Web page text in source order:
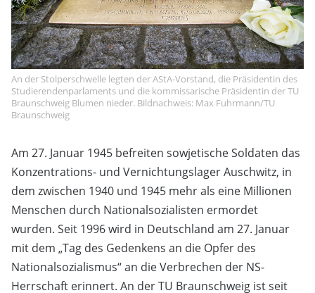
An der Stolperschwelle legten der AStA-Vorstand, die Präsidentin des
Studierendenparlaments und die kommissarische Präsidentin der TU
Braunschweig Blumen nieder. Bildnachweis: Max Fuhrmann/TU
Braunschweig
Am 27. Januar 1945 befreiten sowjetische Soldaten das
Konzentrations- und Vernichtungslager Auschwitz, in
dem zwischen 1940 und 1945 mehr als eine Millionen
Menschen durch Nationalsozialisten ermordet
wurden. Seit 1996 wird in Deutschland am 27. Januar
mit dem „Tag des Gedenkens an die Opfer des
Nationalsozialismus“ an die Verbrechen der NS-
Herrschaft erinnert. An der TU Braunschweig ist seit